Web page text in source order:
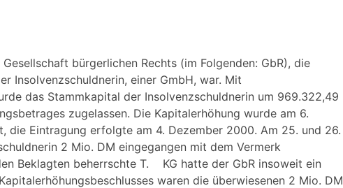
bürgerlichen Rechts (im Folgenden: GbR), die
Insolvenzschuldnerin, einer GmbH, war. Mit
das Stammkapital der Insolvenzschuldnerin um 969.322,49
zugelassen. Die Kapitalerhöhung wurde am 6.
die Eintragung erfolgte am 4. Dezember 2000. Am 25. und 26.
2 Mio. DM eingegangen mit dem Vermerk
Beklagten beherrschte T. KG hatte der GbR insoweit ein
waren die überwiesenen 2 Mio. DM